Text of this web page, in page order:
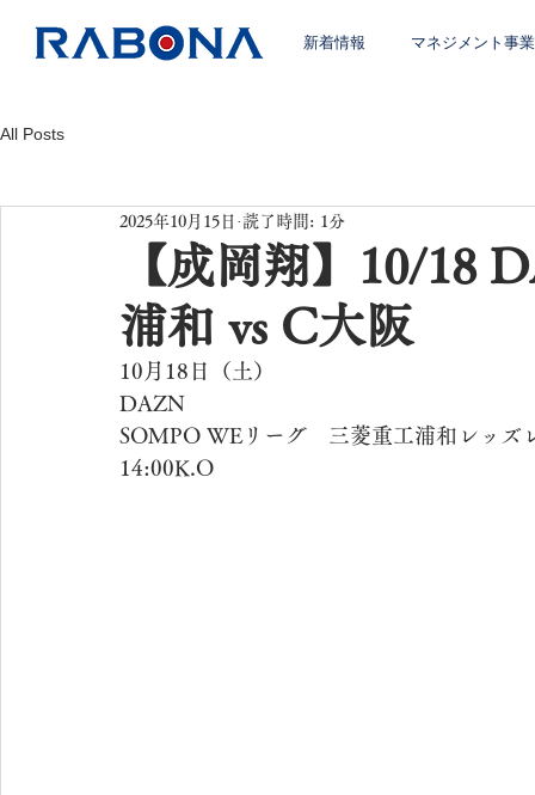
新着情報 マネジメント事業
All Posts
【成岡翔】10/18
浦和 vs C大阪
2025年10月15日 読了時間: 1分
10月18日（土）
DAZN
SOMPO WEリーグ　三菱重工浦和レッズ
14:00K.O